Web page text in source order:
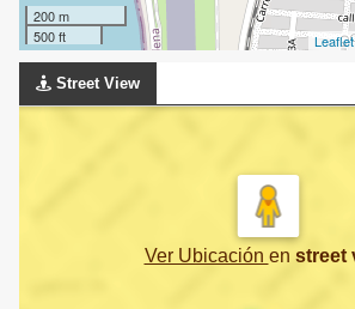
200 m
500 ft
Leaflet
Street View
Ver Ubicación en street